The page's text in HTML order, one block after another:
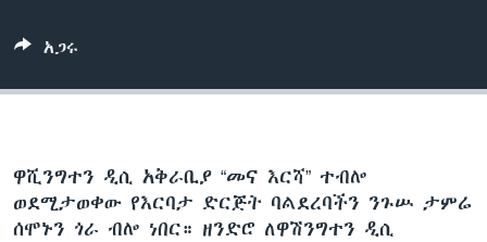
አጋሩ
ዋሺንግተን ዲሲ አቅራቢያ “መና እርሻ” ተብሎ
ወደሚታወቀው የእርባታ ድርጅት ባልደረባችን ንጉሡ ታምሬ
ሰሞኑን ጎራ ብሎ ነበር። ዘንድሮ ለዋሽንግተን ዲሲ